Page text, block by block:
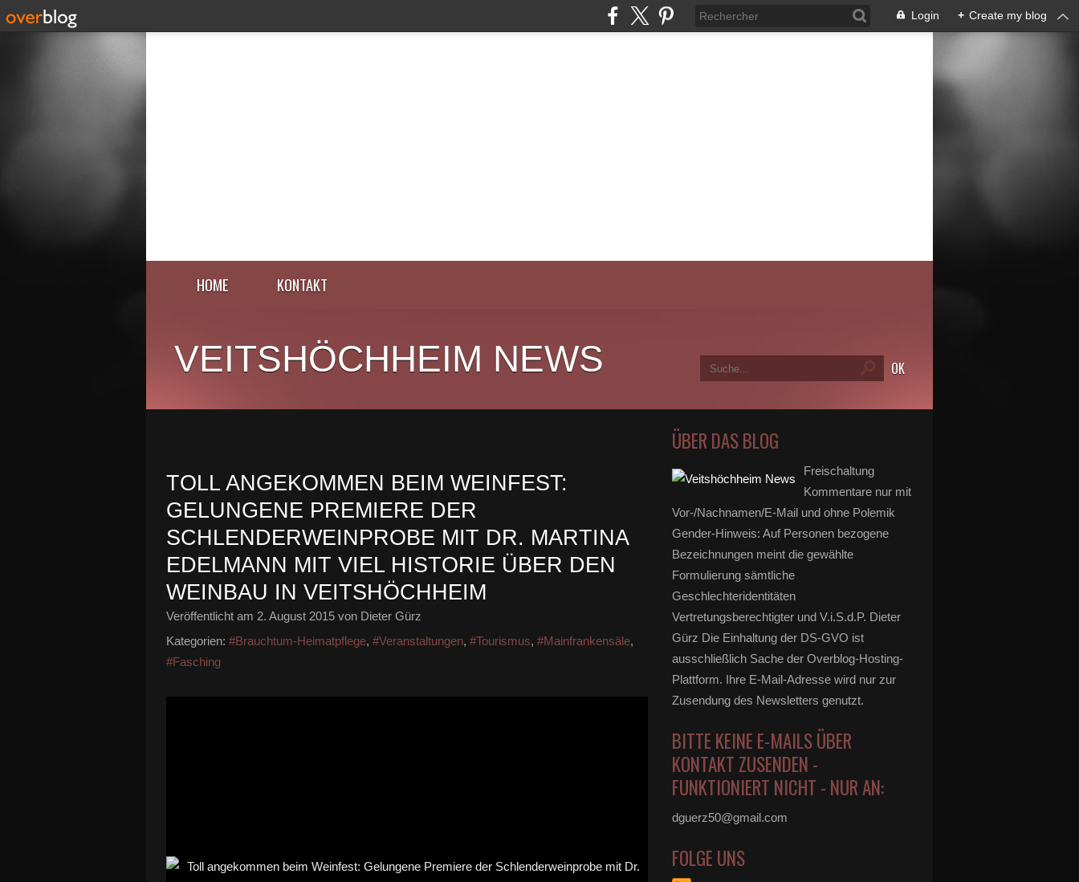
Login + Create my blog
HOME KONTAKT
VEITSHÖCHHEIM NEWS
TOLL ANGEKOMMEN BEIM WEINFEST:
GELUNGENE PREMIERE DER
SCHLENDERWEINPROBE MIT DR. MARTINA
EDELMANN MIT VIEL HISTORIE ÜBER DEN
WEINBAU IN VEITSHÖCHHEIM
Veröffentlicht am 2. August 2015 von Dieter Gürz
Kategorien: #Brauchtum-Heimatpflege, #Veranstaltungen, #Tourismus, #Mainfrankensäle,
#Fasching
ÜBER DAS BLOG
Freischaltung
Kommentare nur mit
Vor-/Nachnamen/E-Mail und ohne Polemik
Gender-Hinweis: Auf Personen bezogene
Bezeichnungen meint die gewählte
Formulierung sämtliche
Geschlechteridentitäten
Vertretungsberechtigter und V.i.S.d.P. Dieter
Gürz Die Einhaltung der DS-GVO ist
ausschließlich Sache der Overblog-Hosting-
Plattform. Ihre E-Mail-Adresse wird nur zur
Zusendung des Newsletters genutzt.
BITTE KEINE E-MAILS ÜBER
KONTAKT ZUSENDEN -
FUNKTIONIERT NICHT - NUR AN:
dguerz50@gmail.com
FOLGE UNS